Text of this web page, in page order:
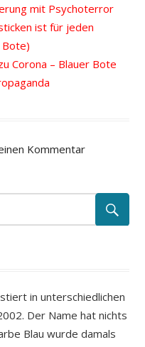
mit Psychoterror
ist für jeden
Bote)
Corona – Blauer Bote
Kommentar
in unterschiedlichen
Der Name hat nichts
Blau wurde damals